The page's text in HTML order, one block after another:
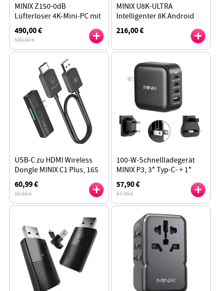
MINIX Z150-0dB
Lüfterloser 4K-Mini-PC mit
Windows 11 Pro, Intel Twin
Lake Prozessor N150, 16
GB RAM, 512 GB SSD
490,00 €
590,00 €
MINIX U8K-ULTRA
Intelligenter 8K Android
Media Hub, ARM Cortex-
A76-Prozessor, Dolby
216,00 €
USB-C zu HDMI Wireless
Dongle MINIX C1 Plus, 165
ft/50 m
Übertragungsreichweite,
Plug-and-Play
60,99 €
66,50 €
100-W-Schnellladegerät
MINIX P3, 3* Typ-C- + 1*
USB-A-Anschlüsse für
unterwegs, universell
kompatibel
57,90 €
67,90 €